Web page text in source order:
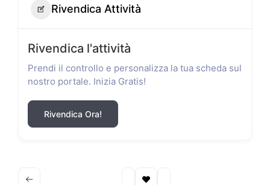
Rivendica Attività
Rivendica l'attività
Prendi il controllo e personalizza la tua scheda sul
nostro portale. Inizia Gratis!
Rivendica Ora!